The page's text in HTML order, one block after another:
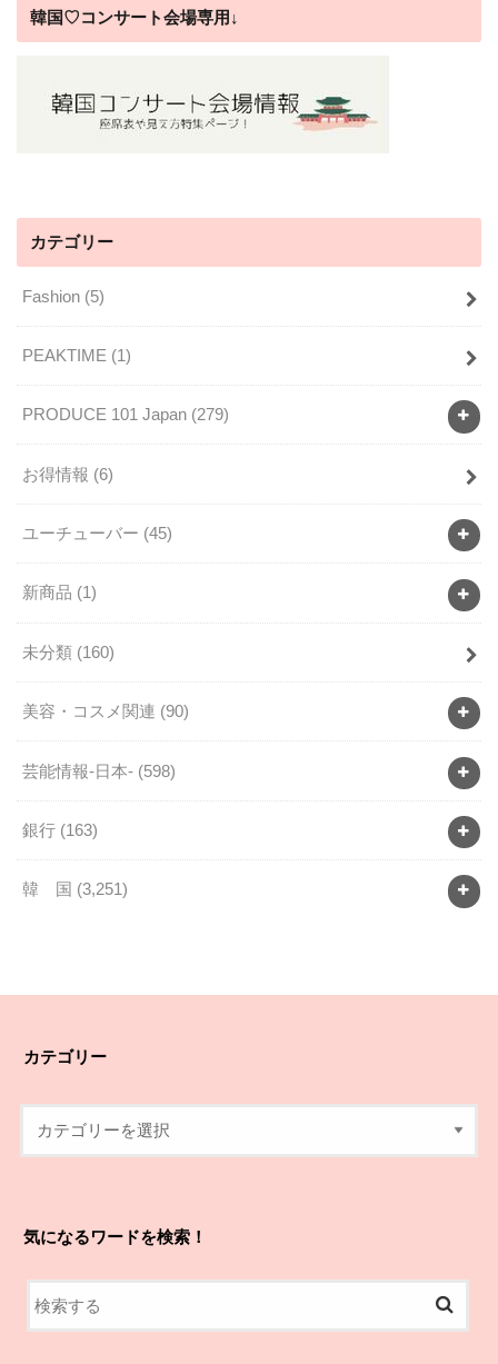
韓国♡コンサート会場専用↓
カテゴリー
Fashion (5)
PEAKTIME (1)
PRODUCE 101 Japan (279)
お得情報 (6)
ユーチューバー (45)
新商品 (1)
未分類 (160)
美容・コスメ関連 (90)
芸能情報-日本- (598)
銀行 (163)
韓 国 (3,251)
カテゴリー
気になるワードを検索！